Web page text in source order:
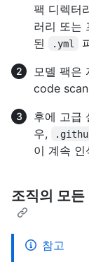
팩 디렉터
러리 또는
된
.yml
모델 팩은
code
후에 고급
우,
이 계속 인
조직의 모
참고